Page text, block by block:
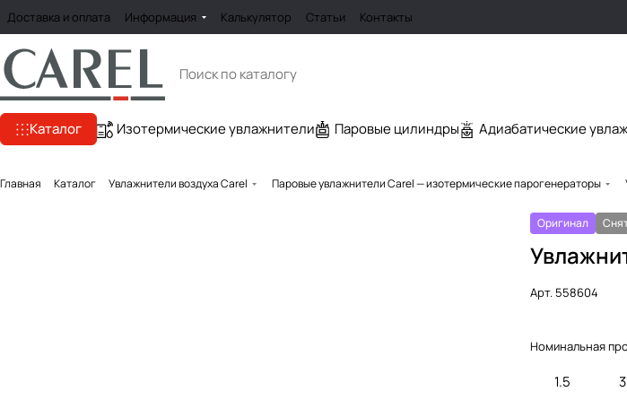
Доставка и оплата Информация Калькулятор Статьи Контакты
Каталог Изотермические увлажнители Паровые цилиндры Адиабатические
Главная Каталог Увлажнители воздуха Carel Паровые увлажнители Carel — изотермические парогенераторы
Оригинал
Арт. 558604
Номинальная
1.5 3